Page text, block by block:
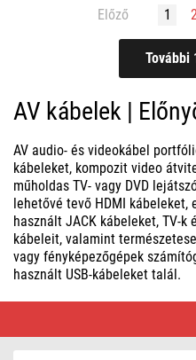
Előző 1
AV kábelek |
AV audio- és videokábel
kábeleket, kompozit video
műholdas TV- vagy DVD
lehetővé tevő HDMI
használt JACK kábeleket, TV-k
kábeleit, valamint
vagy fényképezőgépek
használt USB-kábeleket talál.